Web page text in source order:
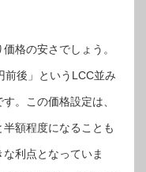
格の安さでしょう。
前後」というLCC並み
。この価格設定は、
額程度になることも
利点となっていま